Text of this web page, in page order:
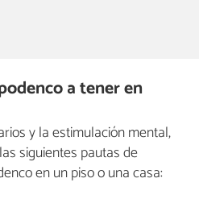
a tener en
y la estimulación mental,
siguientes pautas de
en un piso o una casa: